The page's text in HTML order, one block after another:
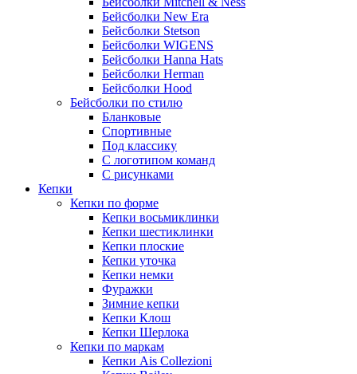
Бейсболки New Era
Бейсболки Stetson
Бейсболки WIGENS
Бейсболки Hanna Hats
Бейсболки Herman
Бейсболки Hood
Бейсболки по стилю
Бланковые
Спортивные
Под классику
С логотипом команд
С рисунками
Кепки
Кепки по форме
Кепки восьмиклинки
Кепки шестиклинки
Кепки плоские
Кепки уточка
Кепки немки
Фуражки
Зимние кепки
Кепки Клош
Кепки Шерлока
Кепки по маркам
Кепки Ais Collezioni